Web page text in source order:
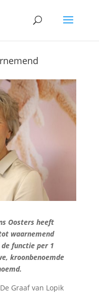
Oosters heeft
waarnemend
functie per 1
kroonbenoemde
Graaf van Lopik